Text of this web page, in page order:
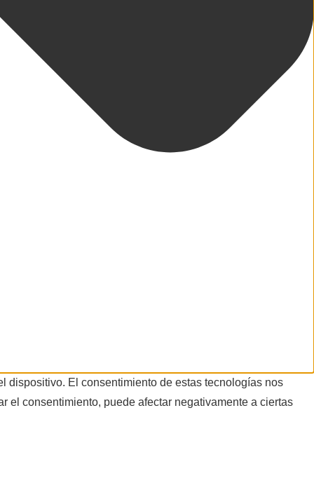
dispositivo. El consentimiento de estas tecnologías nos
el consentimiento, puede afectar negativamente a ciertas